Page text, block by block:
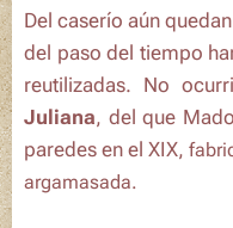
Del caserío aún
del paso del tiempo
reutilizadas. No
Juliana, del que
paredes en el XIX,
argamasada.